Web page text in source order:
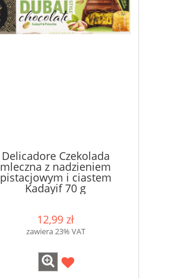
Delicadore Czekolada
mleczna z nadzieniem
pistacjowym i ciastem
Kadayif 70 g
12,99 zł
zawiera 23% VAT